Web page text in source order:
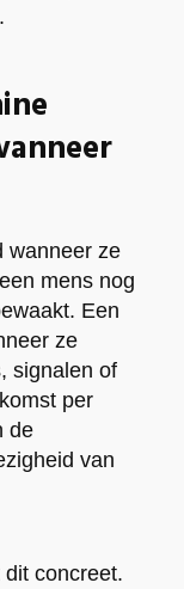
wanneer ze
mens nog
Een
ze
signalen of
per
de
van
concreet.